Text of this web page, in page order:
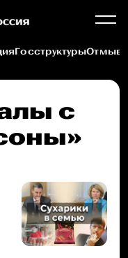
Госструктуры
c